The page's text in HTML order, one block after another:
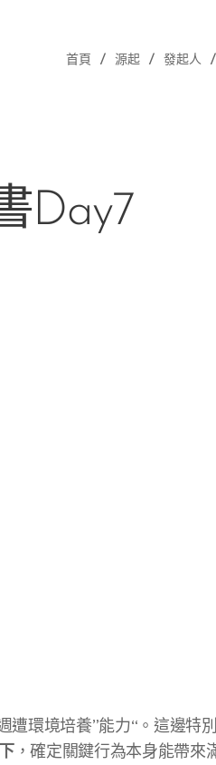
首頁 源起 發起人
Day7
遭環境培養”能力“。這邊特
，確定關鍵行為本身能帶來